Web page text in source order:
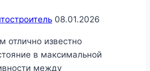
08.01.2026
отлично известно
в максимальной
между